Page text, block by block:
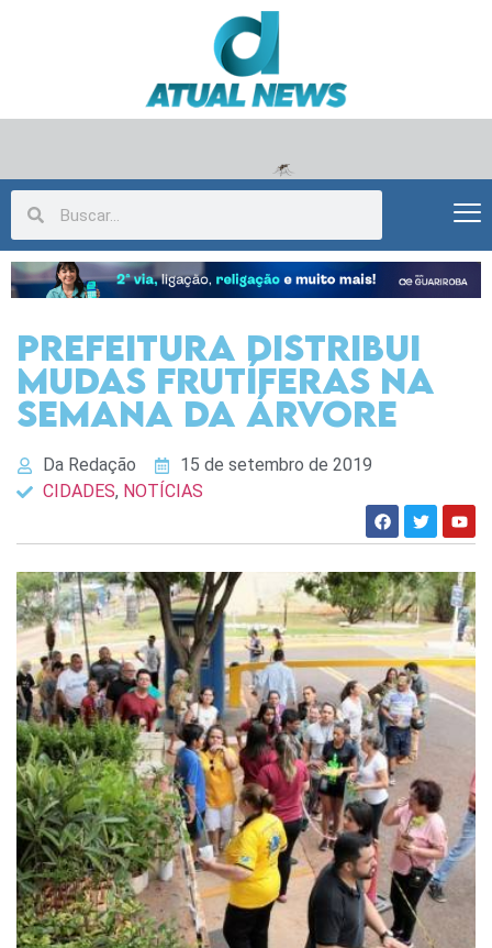
Prefeitura distribui
mudas frutíferas na
Semana da Árvore
Da Redação
15 de setembro de 2019
CIDADES, NOTÍCIAS